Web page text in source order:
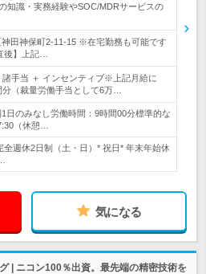
知識・実務経験やSOC/MDRサービスの
田神保町2-11-15 ※在宅勤務も可能です
後】上記…
諸手当 ＋ インセンティブ※上記月給に
（裁量労働手当として6万…
日のみなし労働時間：9時間00分標準的な
（休憩…
全週休2日制（土・日）* 祝日* 年末年始休
気になる
| ニコン100％出資。最先端の精密技術を